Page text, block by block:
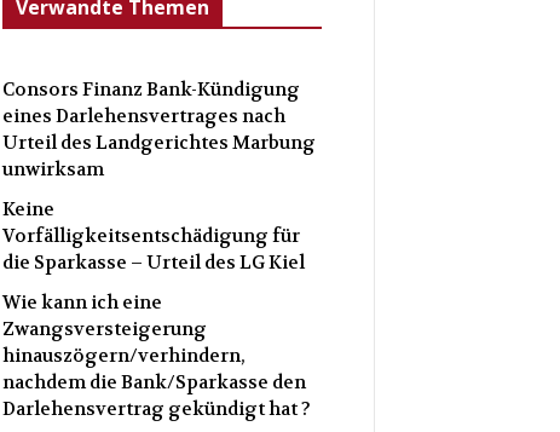
Verwandte Themen
Consors Finanz Bank-Kündigung
eines Darlehensvertrages nach
Urteil des Landgerichtes Marbung
unwirksam
Keine
Vorfälligkeitsentschädigung für
die Sparkasse – Urteil des LG Kiel
Wie kann ich eine
Zwangsversteigerung
hinauszögern/verhindern,
nachdem die Bank/Sparkasse den
Darlehensvertrag gekündigt hat ?